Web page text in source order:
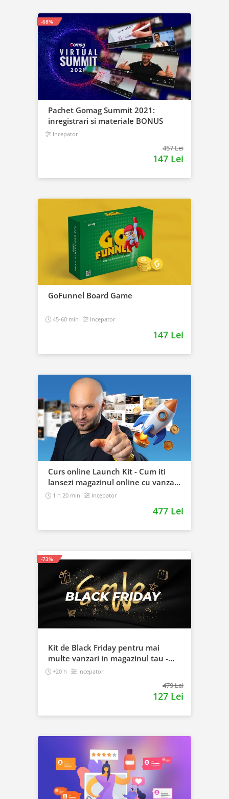
Pachet Gomag Summit 2021:
inregistrari si materiale BONUS
Incepator
457 Lei
147 Lei
-68%
GoFunnel Board Game
45-60 min Incepator
147 Lei
Curs online Launch Kit - Cum iti
lansezi magazinul online cu vanzari
din prima zi
1 h 20 min Incepator
477 Lei
Kit de Black Friday pentru mai
multe vanzari in magazinul tau -
Curs Video Online
+20 h Incepator
479 Lei
127 Lei
-73%